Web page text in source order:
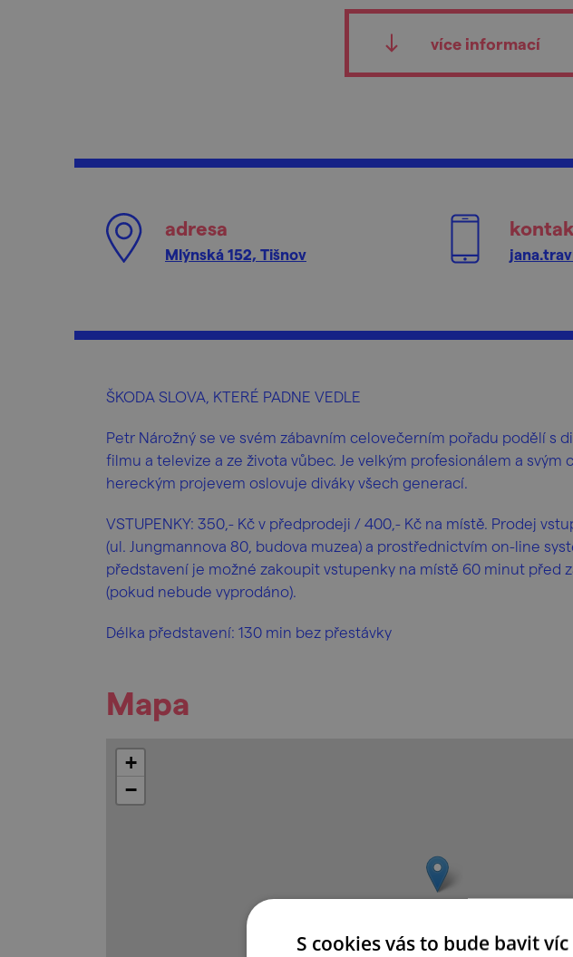
více informací
adresa
Mlýnská 152, Tišnov
ŠKODA SLOVA, KTERÉ PADNE VEDLE
Petr Nárožný se ve svém zábavním celovečerním pořadu podělí s
filmu a televize a ze života vůbec. Je velkým profesionálem a svým
hereckým projevem oslovuje diváky všech generací.
VSTUPENKY: 350,- Kč v předprodeji / 400,- Kč na místě. Prodej
(ul. Jungmannova 80, budova muzea) a prostřednictvím on-line
představení je možné zakoupit vstupenky na místě 60 minut před
(pokud nebude vyprodáno).
Délka představení: 130 min bez přestávky
Mapa
+
−
S cookies vás to bude bavit víc